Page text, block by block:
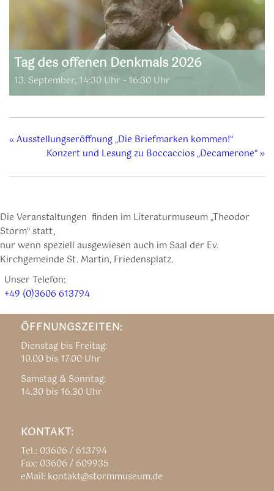
Tag des offenen Denkmals 2026
13. September, 14:30 Uhr - 16:30 Uhr
«Ausstellungseröffnung „Die Briefmarken kommen!“
Konzert und Lesung zu Boccaccios „Decamerone“»
Die Veranstaltungen finden im Literaturmuseum „Theodor
Storm“ statt,
nur wenn speziell ausgewiesen auch im Saal der Ev.
Kirchgemeinde St. Martin, Friedensplatz.
Unser Telefon:
+49 (0)3606 613794
ÖFFNUNGSZEITEN:
Dienstag bis Freitag:
10.00 bis 17.00 Uhr
Samstag & Sonntag:
14.30 bis 16.30 Uhr
KONTAKT:
Tel.: 03606 / 613794
Fax: 03606 / 609935
eMail: kontakt@stormmuseum.de